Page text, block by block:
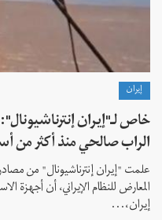
إيران
خاص لـ"إيران
الراب صالحي منذ أكثر من
علمت "إيران إنترناشيونال" من
المعارض للنظام الإيراني، أن
إيران،...